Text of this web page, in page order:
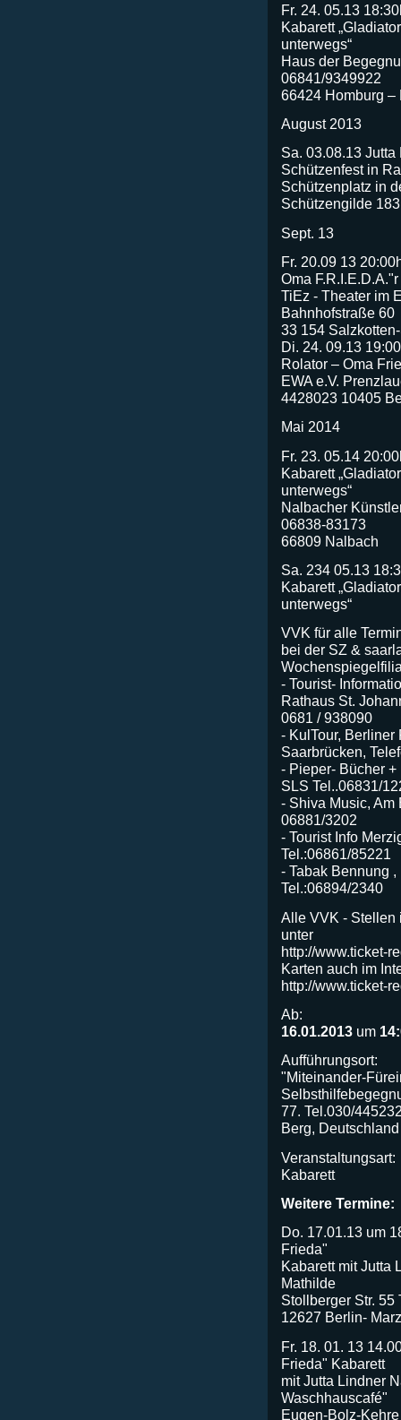
Fr. 24. 05.13
Kabarett
unterwegs“
Haus der
06841/9349922
66424 Homburg –
August 2013
Sa. 03.08.13
Schützenfest in
Schützenplatz in
Schützengilde
Sept. 13
Fr. 20.09 13
Oma F.R.I.E.D.A."r
TiEz - Theater im
Bahnhofstraße 60
33 154
Di. 24. 09.13
Rolator – Oma
EWA e.V.
4428023 10405
Mai 2014
Fr. 23. 05.14
Kabarett
unterwegs“
Nalbacher
06838-83173
66809 Nalbach
Sa. 234 05.13
Kabarett
unterwegs“
VVK für alle
bei der SZ &
- Tourist-
Rathaus St.
0681 / 938090
- KulTour, Berliner
Saarbrücken,
- Pieper- Bücher
SLS Tel..06831/
- Shiva Music, Am
06881/3202
- Tourist Info
Tel.:06861/85221
- Tabak Bennung
Tel.:06894/2340
Alle VVK - Stellen
unter
http://www.ticket-
Karten auch im
http://www.ticket-
Ab:
16.01.2013 um
Aufführungsort:
"Miteinander-
77. Tel.030/
Berg, Deutschland
Veranstaltungsart:
Kabarett
Weitere Termine:
Do. 17.01.13 um
Frieda"
Kabarett mit Jutta
Mathilde
Stollberger Str. 55
12627 Berlin-
Fr. 18. 01. 13
Frieda" Kabarett
mit Jutta Lindner
Waschhauscafé"
Eugen-Bolz-